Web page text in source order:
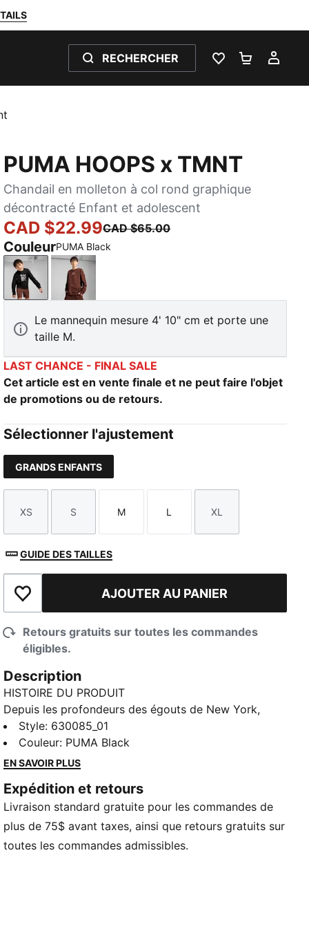
RECHERCHER
LISTE DEPANIER 0
PUMA HOOPS x TMNT
Chandail en molleton à col rond graphique
décontracté Enfant et adolescent
CAD $22.99CAD $65.00
CouleurPUMA Black
PUMA BlackChocotart
Le mannequin mesure 4' 10" cm et porte une
taille M.
LAST CHANCE - FINAL SALE
Cet article est en vente finale et ne peut faire l'objet
de promotions ou de retours.
Sélectionner l'ajustement
GRANDS ENFANTS
Taille
XS
Taille
S
Taille
M
Taille
L
Taille
XL
GUIDE DES TAILLES
Ajouter à la liste de souhaits
AJOUTER AU PANIER
Retours gratuits sur toutes les commandes
éligibles.
Description
HISTOIRE DU PRODUIT
Depuis les profondeurs des égouts de New York,
nous avons collaboré avec l’équipe préférée de tous
les amateurs de pizza, de skateboard et de lutte
contre le crime : les Tortues Ninja. Ce chandail à col
Tortues, des manchettes et un ourlet côtelés, et un
insigne de la collaboration. Libérez votre héros
intérieur avec PUMA.
CARACTÉRISTIQUES ET AVANTAGES
Style: 630085_01
Couleur: PUMA Black
EN SAVOIR PLUS
Expédition et retours
Livraison standard gratuite pour les commandes de
plus de 75$ avant taxes, ainsi que retours gratuits sur
toutes les commandes admissibles.